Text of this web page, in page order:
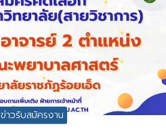
ข่าวรับสมัครงาน